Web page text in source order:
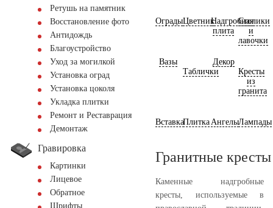
Ретушь на памятник
Восстановление фото
Антидождь
Благоустройство
Уход за могилкой
Установка оград
Установка цоколя
Укладка плитки
Ремонт и Реставрация
Демонтаж
Гравировка
Картинки
Лицевое
Обратное
Шрифты
ОградыЦветникНадгробная
плита
Столики
и
лавочки
Вазы
Таблички
Декор
Кресты
из
гранита
ВставкаПлитка АнгелыЛампады
Гранитные
Каменные надгробные
кресты, используемые в